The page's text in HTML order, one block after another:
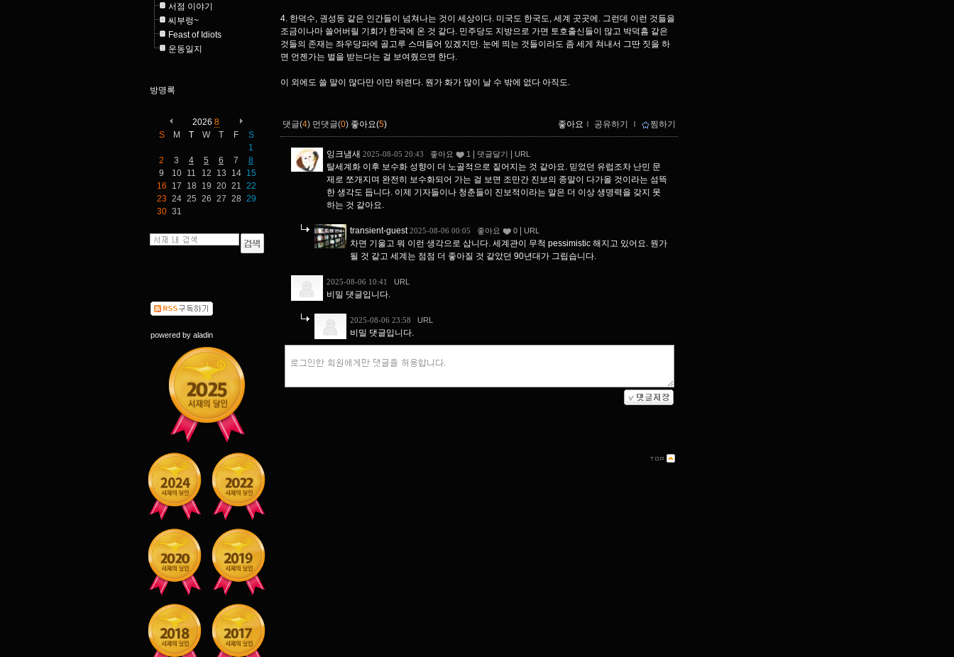
서점 이야기
씨부렁~
Feast of Idiots
운동일지
방명록
2026 8
S
M T W T F
S
1
2
3 4 5 6 7
8
9
10 11 12 13 14
15
16
17 18 19 20 21 22
23 24 25 26 27 28 29
30 31
powered by aladin
4. 한덕수, 권성동 같은 인간들이 넘쳐나는 것이 세상이다. 미국도 한국도, 세계 곳곳에. 그런데 이런 것들을
조금이나마 쓸어버릴 기회가 한국에 온 것 같다. 민주당도 지방으로 가면 토호출신들이 많고 박덕흠 같은
것들의 존재는 좌우당파에 골고루 스며들어 있겠지만. 눈에 띄는 것들이라도 좀 세게 쳐내서 그딴 짓을 하
면 언젠가는 벌을 받는다는 걸 보여줬으면 한다.
이 외에도 쓸 말이 많다만 이만 하련다. 뭔가 화가 많이 날 수 밖에 없다 아직도.
댓글(4) 먼댓글(0) 좋아요(5) 좋아요 ｌ 공유하기 ｌ 찜하기
잉크냄새 2025-08-05 20:43 좋아요 1 댓글달기 URL
탈세계화 이후 보수화 성향이 더 노골적으로 짙어지는 것 같아요. 믿었던 유럽조차 난민 문
제로 쪼개지며 완전히 보수화되어 가는 걸 보면 조만간 진보의 종말이 다가올 것이라는 섬뜩
한 생각도 듭니다. 이제 기자들이나 청춘들이 진보적이라는 말은 더 이상 생명력을 갖지 못
하는 것 같아요.
transient-guest 2025-08-06 00:05 좋아요 0 URL
차면 기울고 뭐 이런 생각으로 삽니다. 세계관이 무척 pessimistic 해지고 있어요. 뭔가
될 것 같고 세계는 점점 더 좋아질 것 같았던 90년대가 그립습니다.
2025-08-06 10:41 URL
비밀 댓글입니다.
2025-08-06 23:58 URL
비밀 댓글입니다.